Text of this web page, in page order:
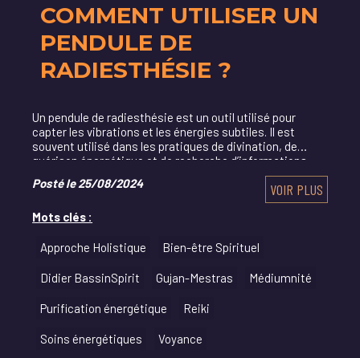
COMMENT UTILISER UN
PENDULE DE
RADIESTHÉSIE ?
Un pendule de radiesthésie est un outil utilisé pour
capter les vibrations et les énergies subtiles. Il est
souvent utilisé dans les pratiques de divination, de
guérison énergétique et de recherche d’informations
Posté le 25/08/2024 VOIR PLUS
Mots clés :
Approche Holistique Bien-être Spirituel
Didier BassinSpirit Gujan-Mestras Médiumnité
Purification énergétique Reiki
Soins énergétiques Voyance